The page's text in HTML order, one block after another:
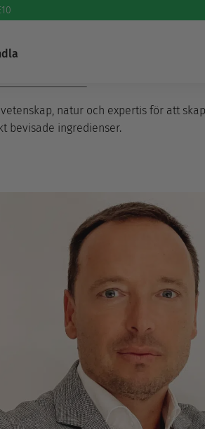
vi?
natur och expertis för att
bevisade ingredienser.